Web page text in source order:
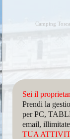
Camping
Sei il
Prendi la
per PC,
email,
TUA